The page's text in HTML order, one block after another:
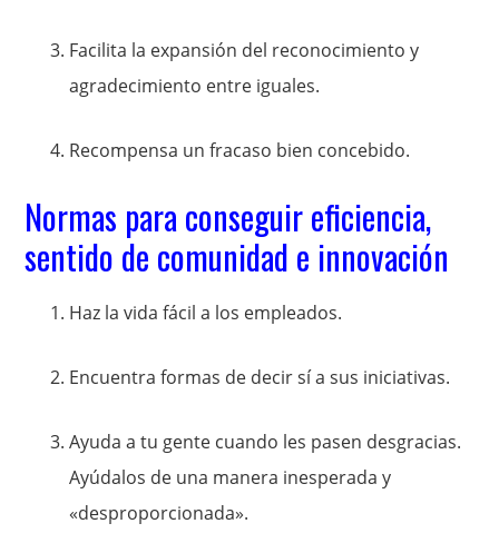
Facilita la expansión del reconocimiento y
agradecimiento entre iguales.
Recompensa un fracaso bien concebido.
Normas para conseguir eficiencia,
sentido de comunidad e innovación
Haz la vida fácil a los empleados.
Encuentra formas de decir sí a sus iniciativas.
Ayuda a tu gente cuando les pasen desgracias.
Ayúdalos de una manera inesperada y
«desproporcionada».